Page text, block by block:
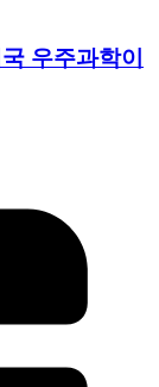
우주과학이